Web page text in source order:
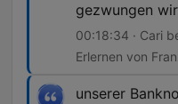
gezwungen
00:18:34 · Cari
Erlernen von
unserer